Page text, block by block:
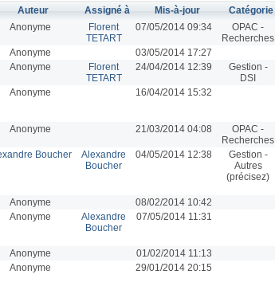
Auteur Assigné à Mis-à-jour Catégorie
Anonyme
Florent
TETART
07/05/2014 09:34
OPAC -
Recherches
Anonyme 03/05/2014 17:27
Anonyme
Florent
TETART
24/04/2014 12:39
Gestion -
DSI
Anonyme 16/04/2014 15:32
Anonyme 21/03/2014 04:08
OPAC -
Recherches
Boucher
Alexandre
Boucher
04/05/2014 12:38
Gestion -
Autres
(précisez)
Anonyme 08/02/2014 10:42
Anonyme
Alexandre
Boucher
07/05/2014 11:31
Anonyme 01/02/2014 11:13
Anonyme 29/01/2014 20:15